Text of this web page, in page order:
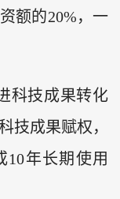
额的20%，一
科技成果转化
技成果赋权，
10年长期使用